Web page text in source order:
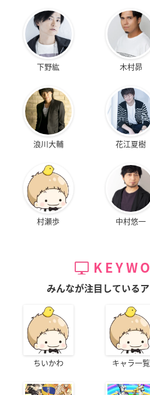
下野紘 木村昴
浪川大輔 花江夏樹
村瀬歩 中村悠一
みんなが注目している
ちいかわ キャラ一覧